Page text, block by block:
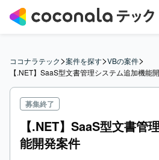
ココナラテック>案件を探す>VBの案件>
【.NET】SaaS型文書管理システム追加機能
募集終了
【.NET】SaaS型文書管
能開発案件